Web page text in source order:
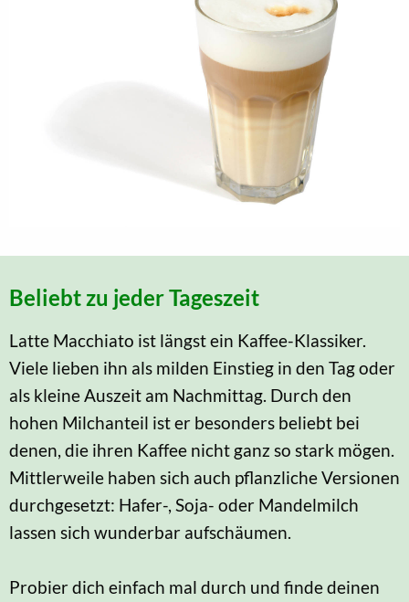
Beliebt zu jeder Tageszeit
Latte Macchiato ist längst ein Kaffee-Klassiker.
Viele lieben ihn als milden Einstieg in den Tag oder
als kleine Auszeit am Nachmittag. Durch den
hohen Milchanteil ist er besonders beliebt bei
denen, die ihren Kaffee nicht ganz so stark mögen.
Mittlerweile haben sich auch pflanzliche Versionen
durchgesetzt: Hafer-, Soja- oder Mandelmilch
lassen sich wunderbar aufschäumen.
Probier dich einfach mal durch und finde deinen